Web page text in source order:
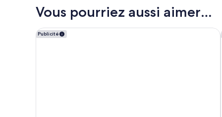
Superior
King
Room
de
Accessible
Superior
Vous pourriez aussi aimer…
Publicité
QT Auckland